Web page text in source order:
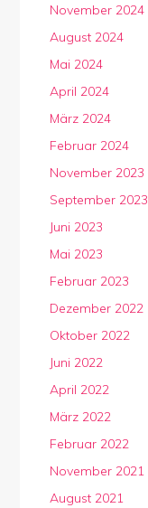
November 2024
August 2024
Mai 2024
April 2024
März 2024
Februar 2024
November 2023
September 2023
Juni 2023
Mai 2023
Februar 2023
Dezember 2022
Oktober 2022
Juni 2022
April 2022
März 2022
Februar 2022
November 2021
August 2021